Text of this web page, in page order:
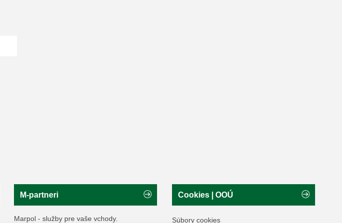
M-partneri
Marpol - služby pre vaše vchody.
Cookies | OOÚ
Súbory cookies